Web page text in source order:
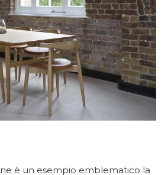
ne è un esempio emblematico la